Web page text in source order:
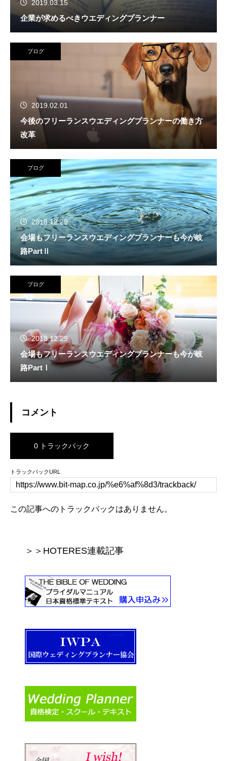
2019.03.15
企業が求めるべきウエディングプランナー
ブログ
2019.02.01
今後のフリーランスウエディングプランナーの働き方
改革
ブログ
2018.12.29
会場もフリーランスウエディングプランナーも今が岐
路PartⅡ
ブログ
2018.12.29
会場もフリーランスウエディングプランナーも今が岐
路PartⅠ
コメント
0 トラックバック
トラックバックURL
この記事へのトラックバックはありません。
＞＞HOTERES連載記事